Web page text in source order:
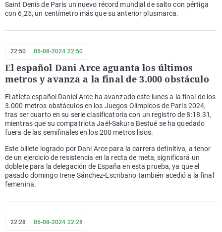
Saint Denis de París un nuevo récord mundial de salto con pértiga
con 6,25, un centímetro más que su anterior plusmarca.
22:50 05-08-2024 22:50
El español Dani Arce aguanta los últimos
metros y avanza a la final de 3.000 obstáculo
El atleta español Daniel Arce ha avanzado este lunes a la final de los
3.000 metros obstáculos en los Juegos Olímpicos de París 2024,
tras ser cuarto en su serie clasificatoria con un registro de 8:18.31,
mientras que su compatriota Jaël-Sakura Bestué se ha quedado
fuera de las semifinales en los 200 metros lisos.
Este billete logrado por Dani Arce para la carrera definitiva, a tenor
de un ejercicio de resistencia en la recta de meta, significará un
doblete para la delegación de España en esta prueba, ya que el
pasado domingo Irene Sánchez-Escribano también acedió a la final
femenina.
22:28 05-08-2024 22:28